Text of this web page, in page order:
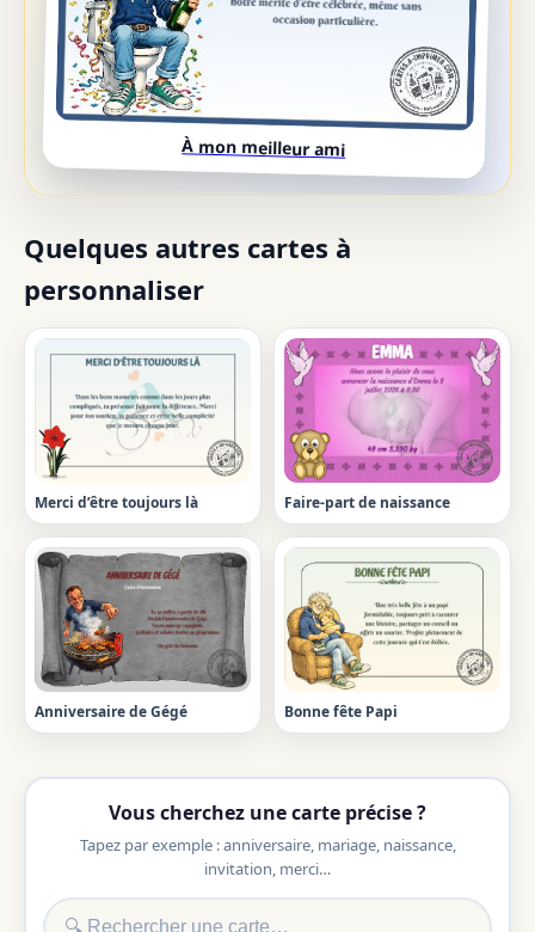
À mon meilleur ami
Quelques autres cartes à
personnaliser
Merci d’être toujours là Faire-part de naissance
Anniversaire de Gégé Bonne fête Papi
Vous cherchez une carte précise ?
Tapez par exemple : anniversaire, mariage, naissance,
invitation, merci…